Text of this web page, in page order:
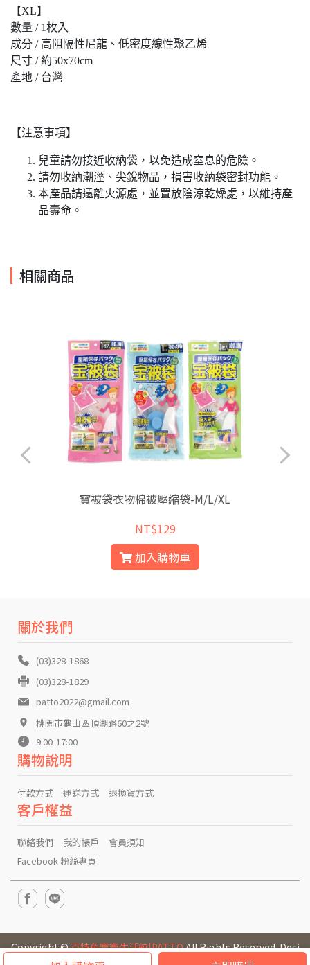
【XL】
數量 / 1枚入
成分 / 高阻隔性尼龍、低密度線性聚乙烯
尺寸 / 約50x70cm
產地 / 台灣
【注意事項】
兒童請勿接近收納袋，以免造成窒息的危險。
請勿收納潮溼、尖銳物品，損害收納袋密封功能。
本產品請遠離火源處，並置放陰涼乾燥處，以維持產
品壽命。
相關商品
寶被袋衣物棉被壓縮袋-M/L/XL
NT$129
加入購物車
關於我們
(03)328-1868
(03)328-1829
patto2022@gmail.com
桃園市龜山區頂湖路60之2號
9:00-17:00
購物說明
付款方式 運送方式 退換貨方式
客戶權益
聯絡我們 我的帳戶
會員須知
Facebook 粉絲專頁
Copyright ©百特兔寶寶生活館|PATTOAll Rights Reserved. Desi